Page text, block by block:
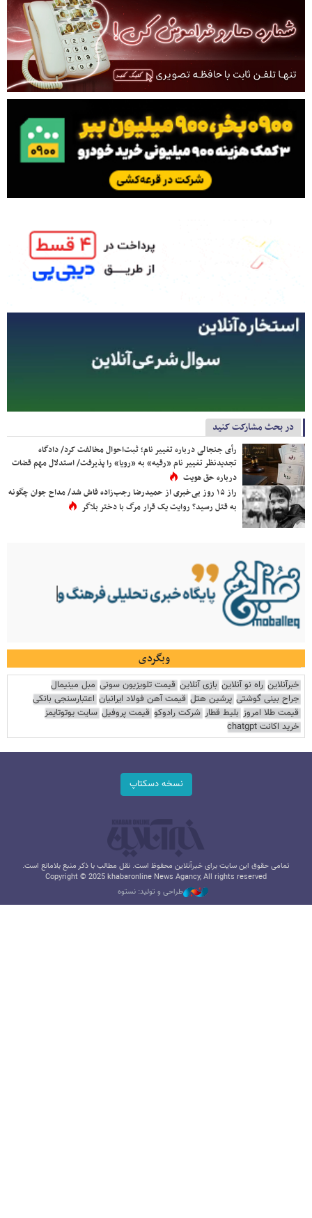
در بحث مشارکت کنید
رأی جنجالی درباره تغییر نام؛ ثبت‌احوال مخالفت کرد/ دادگاه
تجدیدنظر تغییر نام «رقیه» به «رویا» را پذیرفت/ استدلال مهم قضات
درباره حق هویت
راز ۱۵ روز بی‌خبری از حمیدرضا رجب‌زاده فاش شد/ مداح جوان چگونه
به قتل رسید؟ روایت یک قرار مرگ با دختر بلاگر
وبگردی
خبرآنلاین راه نو آنلاین بازی آنلاین قیمت تلویزیون سونی مبل مینیمال
جراح بینی گوشتی پرشین هتل قیمت آهن فولاد ایرانیان اعتبارسنجی بانکی
قیمت طلا امروز بلیط قطار شرکت رادوکو قیمت پروفیل سایت یوتوتایمز
خرید اکانت chatgpt
نسخه دسکتاپ
تمامی حقوق این سایت برای خبرآنلاین محفوظ است. نقل مطالب با ذکر منبع بلامانع است.
Copyright © 2025 khabaronline News Agancy, All rights reserved
طراحی و تولید: نستوه